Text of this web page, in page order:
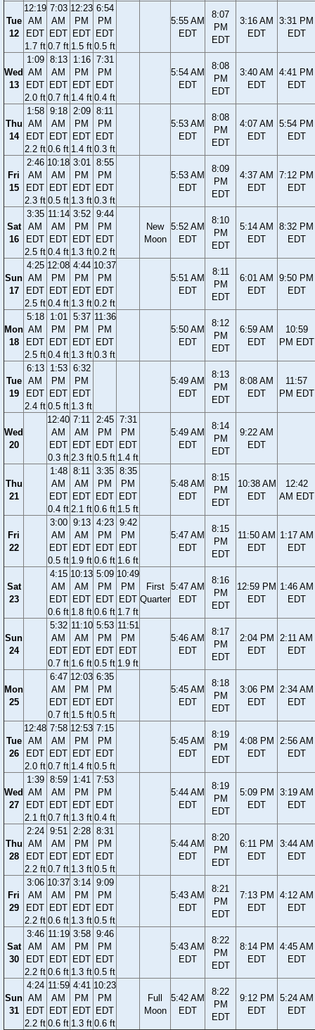
Tue
12
12:19
AM
EDT
1.7 ft
7:03
AM
EDT
0.7 ft
12:23
PM
EDT
1.5 ft
6:54
PM
EDT
0.5 ft
5:55 AM
EDT
8:07
PM
EDT
3:16 AM
EDT
3:31 PM
EDT
Wed
13
1:09
AM
EDT
2.0 ft
8:13
AM
EDT
0.7 ft
1:16
PM
EDT
1.4 ft
7:31
PM
EDT
0.4 ft
5:54 AM
EDT
8:08
PM
EDT
3:40 AM
EDT
4:41 PM
EDT
Thu
14
1:58
AM
EDT
2.2 ft
9:18
AM
EDT
0.6 ft
2:09
PM
EDT
1.4 ft
8:11
PM
EDT
0.3 ft
5:53 AM
EDT
8:08
PM
EDT
4:07 AM
EDT
5:54 PM
EDT
Fri
15
2:46
AM
EDT
2.3 ft
10:18
AM
EDT
0.5 ft
3:01
PM
EDT
1.3 ft
8:55
PM
EDT
0.3 ft
5:53 AM
EDT
8:09
PM
EDT
4:37 AM
EDT
7:12 PM
EDT
Sat
16
3:35
AM
EDT
2.5 ft
11:14
AM
EDT
0.4 ft
3:52
PM
EDT
1.3 ft
9:44
PM
EDT
0.2 ft
New
Moon
5:52 AM
EDT
8:10
PM
EDT
5:14 AM
EDT
8:32 PM
EDT
Sun
17
4:25
AM
EDT
2.5 ft
12:08
PM
EDT
0.4 ft
4:44
PM
EDT
1.3 ft
10:37
PM
EDT
0.2 ft
5:51 AM
EDT
8:11
PM
EDT
6:01 AM
EDT
9:50 PM
EDT
Mon
18
5:18
AM
EDT
2.5 ft
1:01
PM
EDT
0.4 ft
5:37
PM
EDT
1.3 ft
11:36
PM
EDT
0.3 ft
5:50 AM
EDT
8:12
PM
EDT
6:59 AM
EDT
10:59
PM EDT
Tue
19
6:13
AM
EDT
2.4 ft
1:53
PM
EDT
0.5 ft
6:32
PM
EDT
1.3 ft
5:49 AM
EDT
8:13
PM
EDT
8:08 AM
EDT
11:57
PM EDT
Wed
20
12:40
AM
EDT
0.3 ft
7:11
AM
EDT
2.3 ft
2:45
PM
EDT
0.5 ft
7:31
PM
EDT
1.4 ft
5:49 AM
EDT
8:14
PM
EDT
9:22 AM
EDT
Thu
21
1:48
AM
EDT
0.4 ft
8:11
AM
EDT
2.1 ft
3:35
PM
EDT
0.6 ft
8:35
PM
EDT
1.5 ft
5:48 AM
EDT
8:15
PM
EDT
10:38 AM
EDT
12:42
AM EDT
Fri
22
3:00
AM
EDT
0.5 ft
9:13
AM
EDT
1.9 ft
4:23
PM
EDT
0.6 ft
9:42
PM
EDT
1.6 ft
5:47 AM
EDT
8:15
PM
EDT
11:50 AM
EDT
1:17 AM
EDT
Sat
23
4:15
AM
EDT
0.6 ft
10:13
AM
EDT
1.8 ft
5:09
PM
EDT
0.6 ft
10:49
PM
EDT
1.7 ft
First
Quarter
5:47 AM
EDT
8:16
PM
EDT
12:59 PM
EDT
1:46 AM
EDT
Sun
24
5:32
AM
EDT
0.7 ft
11:10
AM
EDT
1.6 ft
5:53
PM
EDT
0.5 ft
11:51
PM
EDT
1.9 ft
5:46 AM
EDT
8:17
PM
EDT
2:04 PM
EDT
2:11 AM
EDT
Mon
25
6:47
AM
EDT
0.7 ft
12:03
PM
EDT
1.5 ft
6:35
PM
EDT
0.5 ft
5:45 AM
EDT
8:18
PM
EDT
3:06 PM
EDT
2:34 AM
EDT
Tue
26
12:48
AM
EDT
2.0 ft
7:58
AM
EDT
0.7 ft
12:53
PM
EDT
1.4 ft
7:15
PM
EDT
0.5 ft
5:45 AM
EDT
8:19
PM
EDT
4:08 PM
EDT
2:56 AM
EDT
Wed
27
1:39
AM
EDT
2.1 ft
8:59
AM
EDT
0.7 ft
1:41
PM
EDT
1.3 ft
7:53
PM
EDT
0.4 ft
5:44 AM
EDT
8:19
PM
EDT
5:09 PM
EDT
3:19 AM
EDT
Thu
28
2:24
AM
EDT
2.2 ft
9:51
AM
EDT
0.7 ft
2:28
PM
EDT
1.3 ft
8:31
PM
EDT
0.5 ft
5:44 AM
EDT
8:20
PM
EDT
6:11 PM
EDT
3:44 AM
EDT
Fri
29
3:06
AM
EDT
2.2 ft
10:37
AM
EDT
0.6 ft
3:14
PM
EDT
1.3 ft
9:09
PM
EDT
0.5 ft
5:43 AM
EDT
8:21
PM
EDT
7:13 PM
EDT
4:12 AM
EDT
Sat
30
3:46
AM
EDT
2.2 ft
11:19
AM
EDT
0.6 ft
3:58
PM
EDT
1.3 ft
9:46
PM
EDT
0.5 ft
5:43 AM
EDT
8:22
PM
EDT
8:14 PM
EDT
4:45 AM
EDT
Sun
31
4:24
AM
EDT
2.2 ft
11:59
AM
EDT
0.6 ft
4:41
PM
EDT
1.3 ft
10:23
PM
EDT
0.6 ft
Full
Moon
5:42 AM
EDT
8:22
PM
EDT
9:12 PM
EDT
5:24 AM
EDT